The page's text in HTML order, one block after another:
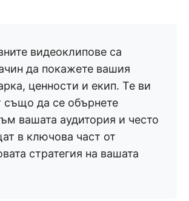
видеоклипове са
да покажете вашия
ценности и екип. Те ви
също да се обърнете
вашата аудитория и често
в ключова част от
стратегия на вашата